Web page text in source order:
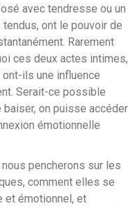
avec tendresse ou un
ont le pouvoir de
Rarement
ces deux actes intimes,
ils une influence
Serait-ce possible
on puisse accéder
émotionnelle
pencherons sur les
comment elles se
et émotionnel, et